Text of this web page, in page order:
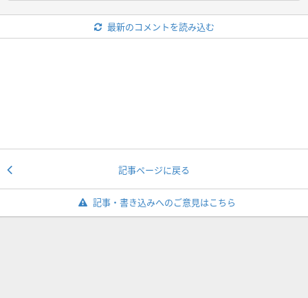
最新のコメントを読み込む
記事ページに戻る
記事・書き込みへのご意見はこちら